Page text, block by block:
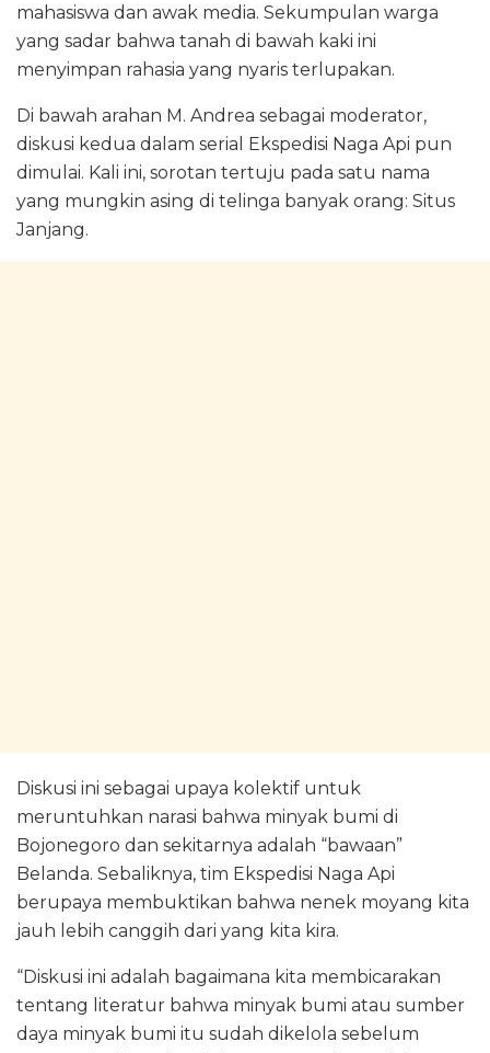
mahasiswa dan awak media. Sekumpulan warga
yang sadar bahwa tanah di bawah kaki ini
menyimpan rahasia yang nyaris terlupakan.
Di bawah arahan M. Andrea sebagai moderator,
diskusi kedua dalam serial Ekspedisi Naga Api pun
dimulai. Kali ini, sorotan tertuju pada satu nama
yang mungkin asing di telinga banyak orang: Situs
Janjang.
Diskusi ini sebagai upaya kolektif untuk
meruntuhkan narasi bahwa minyak bumi di
Bojonegoro dan sekitarnya adalah “bawaan”
Belanda. Sebaliknya, tim Ekspedisi Naga Api
berupaya membuktikan bahwa nenek moyang kita
jauh lebih canggih dari yang kita kira.
“Diskusi ini adalah bagaimana kita membicarakan
tentang literatur bahwa minyak bumi atau sumber
daya minyak bumi itu sudah dikelola sebelum